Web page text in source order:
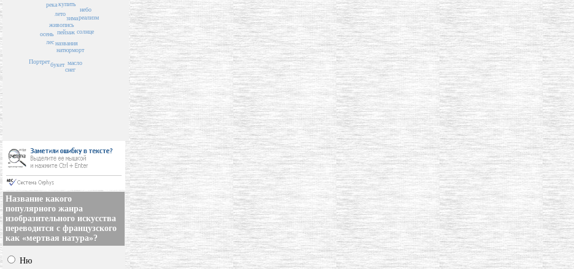
пейзаж
названия
живопись
лето
натюрморт
купить
солнце
лес
зима
осень
букет масло
река
снег
реализм
небо
Портрет
Название какого
популярного жанра
изобразительного искусства
переводится с французского
как «мертвая натура»?
Ню